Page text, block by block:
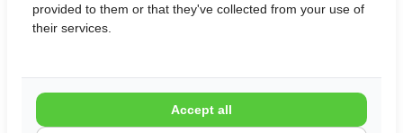
beveiligde terrein
provided to them or that they've collected from your use of
their services.
Accept all